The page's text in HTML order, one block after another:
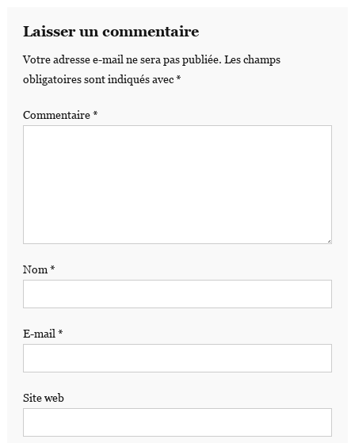
Laisser un commentaire
Votre adresse e-mail ne sera pas publiée. Les champs
obligatoires sont indiqués avec*
Commentaire*
Nom*
E-mail *
Site web